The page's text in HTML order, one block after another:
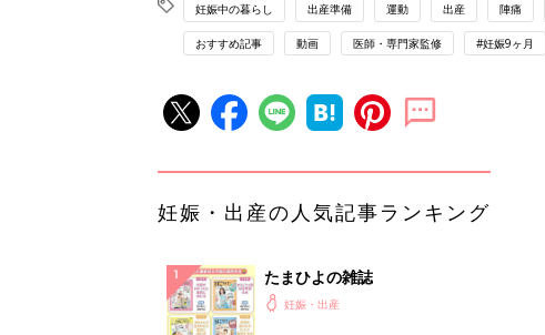
妊娠中の暮らし 出産準備 運動 出産 陣痛
おすすめ記事 動画 医師・専門家監修 #妊娠9ヶ月
妊娠・出産の人気記事ランキング
たまひよの雑誌
妊娠・出産